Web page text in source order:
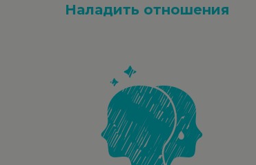
Наладить отношения